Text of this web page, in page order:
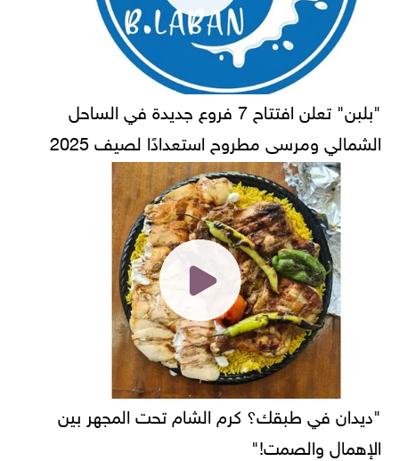
"بلبن" تعلن افتتاح 7 فروع جديدة في الساحل
الشمالي ومرسى مطروح استعدادًا لصيف 2025
"ديدان في طبقك؟ كرم الشام تحت المجهر بين
الإهمال والصمت!"